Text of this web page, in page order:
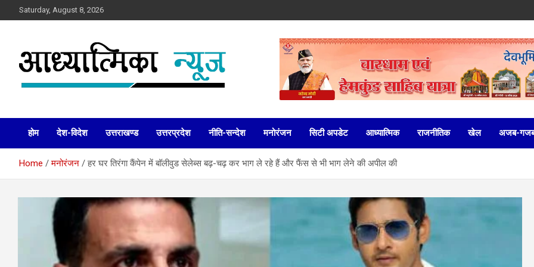
to
Saturday, August 8, 2026
Aadhyatmika News
होम देश-विदेश उत्तराखण्ड उत्तरप्रदेश नीति-सन्देश मनोरंजन सिटी अपडेट आध्यात्मिक राजनीतिक खेल अजब-
Home मनोरंजन हर घर तिरंगा कैंपेन में बॉलीवुड सेलेब्स बढ़-चढ़ कर भाग ले रहे हैं और फैंस से भी भाग लेने की अपील की